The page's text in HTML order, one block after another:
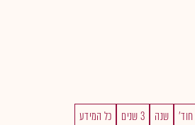
שנה 3 שנים כל המידע